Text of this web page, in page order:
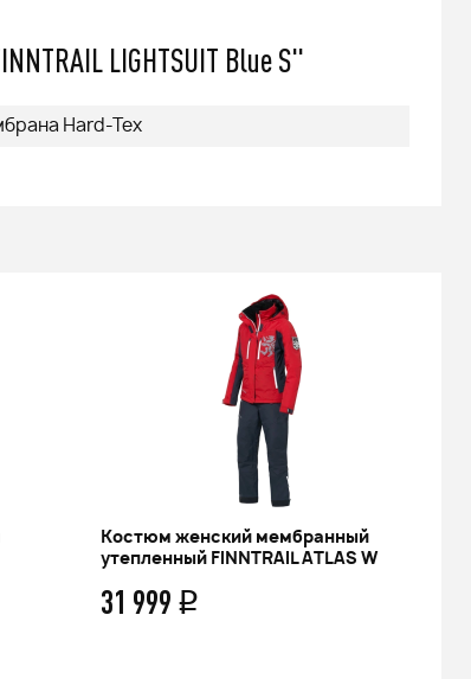
LIGHTSUIT Blue S"
Hard-Tex
Костюм женский мембранный
утепленный FINNTRAIL ATLAS W
31 999 q